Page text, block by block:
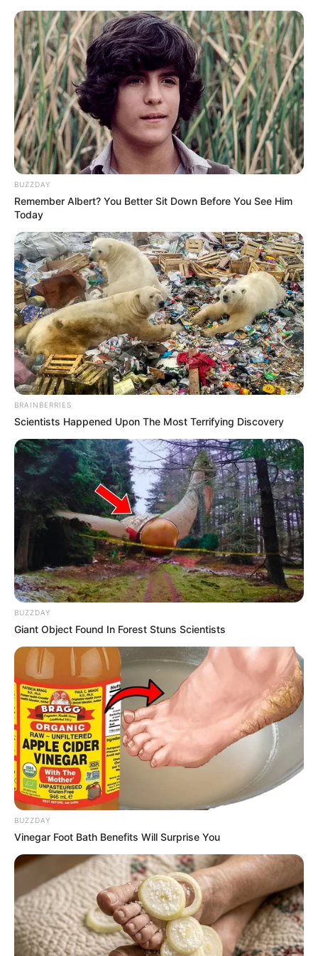
HOME
Home > ACE > Notícia > Pernambuco >
Governo de
2025/2026
Governo de Pernambuco divulga
Plano de Enfrentamento das
Arboviroses 2025/2026
18:58 ACE,Notícia,Pernambuco
BUZZDAY
Remember Albert? You Better Sit Down Before You See Him
Today
BRAINBERRIES
Scientists Happened Upon The Most Terrifying Discovery
BUZZDAY
Giant Object Found In Forest Stuns Scientists
BUZZDAY
Vinegar Foot Bath Benefits Will Surprise You